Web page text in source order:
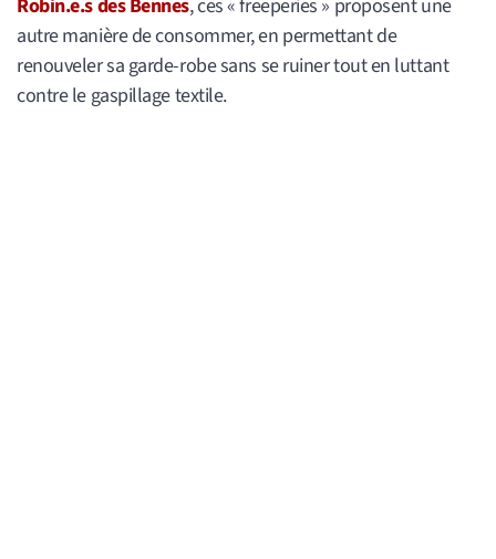
Robin.e.s des Bennes, ces « freeperies » proposent une
autre manière de consommer, en permettant de
renouveler sa garde-robe sans se ruiner tout en luttant
contre le gaspillage textile.